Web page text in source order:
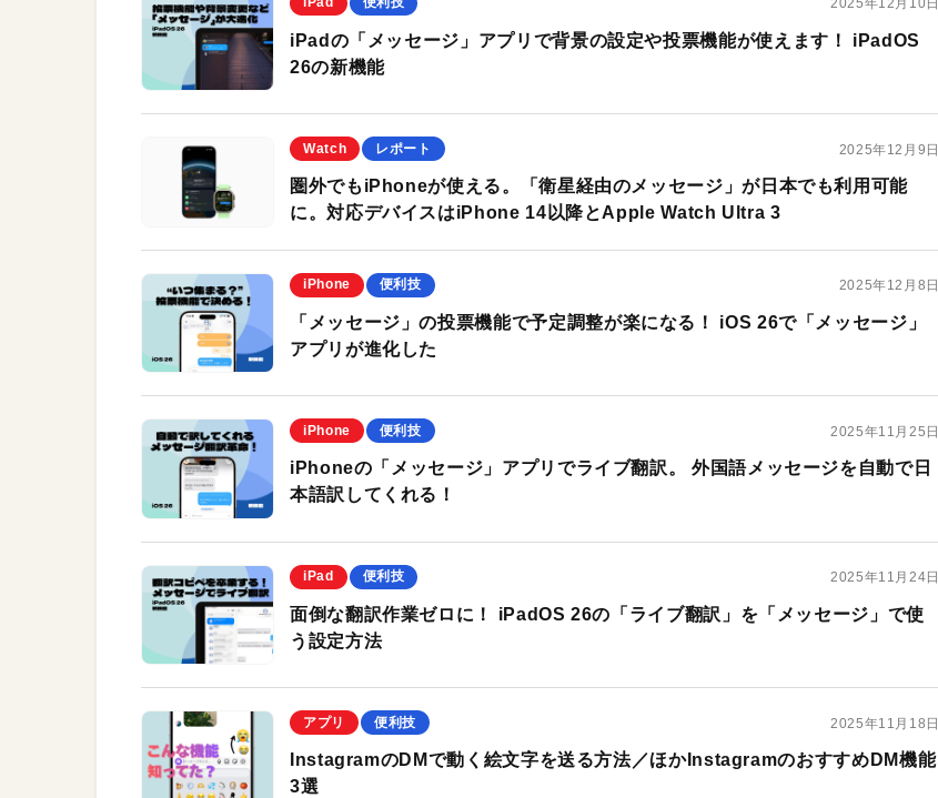
2025年12月10日
iPadの「メッセージ」アプリで背景の設定や投票機能が使えます！ iPadOS
26の新機能
Watch レポート 2025年12月9日
圏外でもiPhoneが使える。「衛星経由のメッセージ」が日本でも利用可能
に。対応デバイスはiPhone 14以降とApple Watch Ultra 3
iPhone 便利技 2025年12月8日
「メッセージ」の投票機能で予定調整が楽になる！ iOS 26で「メッセージ」
アプリが進化した
iPhone 便利技 2025年11月25日
iPhoneの「メッセージ」アプリでライブ翻訳。 外国語メッセージを自動で日
本語訳してくれる！
iPad 便利技 2025年11月24日
面倒な翻訳作業ゼロに！ iPadOS 26の「ライブ翻訳」を「メッセージ」で使
う設定方法
アプリ 便利技 2025年11月18日
InstagramのDMで動く絵文字を送る方法／ほかInstagramのおすすめDM機能
3選